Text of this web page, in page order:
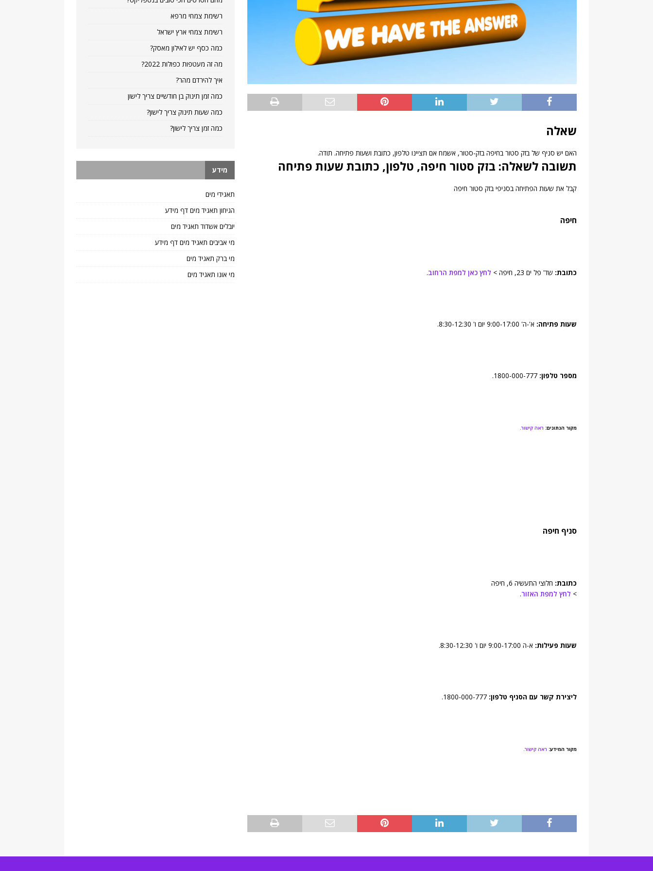
שאלה
האם יש סניף של בזק סטור בחיפה בזק-סטור, אשמח אם תציינו טלפון, כתובת ושעות פתיחה. תודה.
תשובה לשאלה: בזק סטור חיפה, טלפון, כתובת שעות פתיחה
קבל את שעות הפתיחה בסניפי בזק סטור חיפה
חיפה
כתובת: שד' פל ים 23, חיפה > לחץ כאן למפת הרחוב.
שעות פתיחה: א'-ה' 9:00-17:00 יום ו' 8:30-12:30.
מספר טלפון:
מקור הנתונים: ראה קישור.
סניף חיפה
כתובת: חלוצי התעשיה 6, חיפה
> לחץ למפת האזור.
שעות פעילות: א-ה 9:00-17:00 יום ו' 8:30-12:30.
ליצירת קשר עם הסניף טלפון:
מקור המידע: ראה קישור.
רשימת צמחי מרפא
רשימת צמחי ארץ ישראל
כמה כסף יש לאילון מאסק?
מה זה מעטפות כפולות 2022?
איך להירדם מהר?
כמה זמן תינוק בן חודשיים צריך לישון
כמה שעות תינוק צריך לישון?
כמה זמן צריך לישון?
מידע
תאגידי מים
הגיחון תאגיד מים דף מידע
יובלים אשדוד תאגיד מים
מי אביבים תאגיד מים דף מידע
מי ברק תאגיד מים
מי אונו תאגיד מים